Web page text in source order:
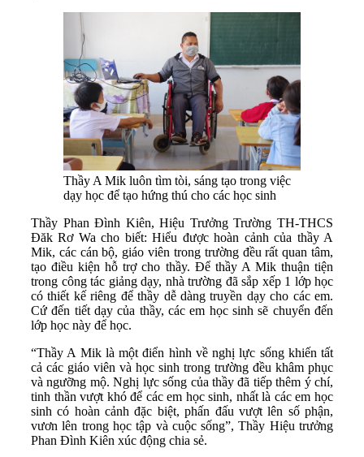
Thầy A Mik luôn tìm tòi, sáng tạo trong việc
dạy học để tạo hứng thú cho các học sinh
Thầy Phan Đình Kiên, Hiệu Trưởng Trường TH-THCS
Đăk Rơ Wa cho biết: Hiểu được hoàn cảnh của thầy A
Mik, các cán bộ, giáo viên trong trường đều rất quan tâm,
tạo điều kiện hỗ trợ cho thầy. Để thầy A Mik thuận tiện
trong công tác giảng dạy, nhà trường đã sắp xếp 1 lớp học
có thiết kế riêng để thầy dễ dàng truyền dạy cho các em.
Cứ đến tiết dạy của thầy, các em học sinh sẽ chuyển đến
lớp học này để học.
“Thầy A Mik là một điển hình về nghị lực sống khiến tất
cả các giáo viên và học sinh trong trường đều khâm phục
và ngưỡng mộ. Nghị lực sống của thầy đã tiếp thêm ý chí,
tinh thần vượt khó để các em học sinh, nhất là các em học
sinh có hoàn cảnh đặc biệt, phấn đấu vượt lên số phận,
vươn lên trong học tập và cuộc sống”, Thầy Hiệu trưởng
Phan Đình Kiên xúc động chia sẻ.